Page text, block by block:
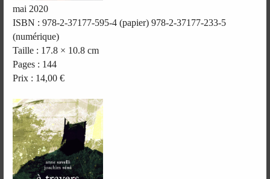
mai 2020
ISBN : 978-2-37177-595-4 (papier) 978-2-37177-233-5
(numérique)
Taille : 17.8 × 10.8 cm
Pages : 144
Prix : 14,00 €